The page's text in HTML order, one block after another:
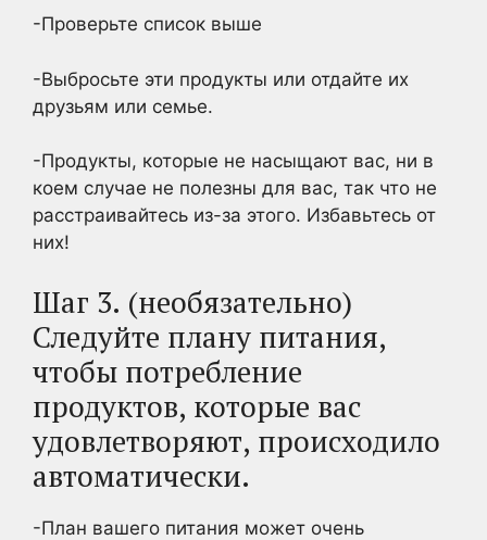
-Проверьте список выше
-Выбросьте эти продукты или отдайте их
друзьям или семье.
-Продукты, которые не насыщают вас, ни в
коем случае не полезны для вас, так что не
расстраивайтесь из-за этого. Избавьтесь от
них!
Шаг 3. (необязательно)
Следуйте плану питания,
чтобы потребление
продуктов, которые вас
удовлетворяют, происходило
автоматически.
-План вашего питания может очень